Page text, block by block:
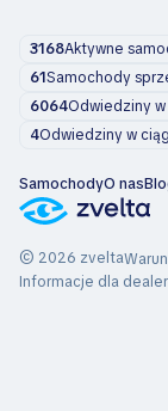
3168Aktywne
61Samochody
6064Odwiedziny
4Odwiedziny w
SamochodyO nas
© 2026 zvelta
Informacje dla